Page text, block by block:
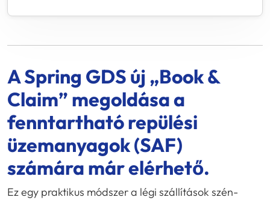
A Spring GDS új „Book &
Claim” megoldása a
fenntartható repülési
üzemanyagok (SAF)
számára már elérhető.
Ez egy praktikus módszer a légi szállítások szén-